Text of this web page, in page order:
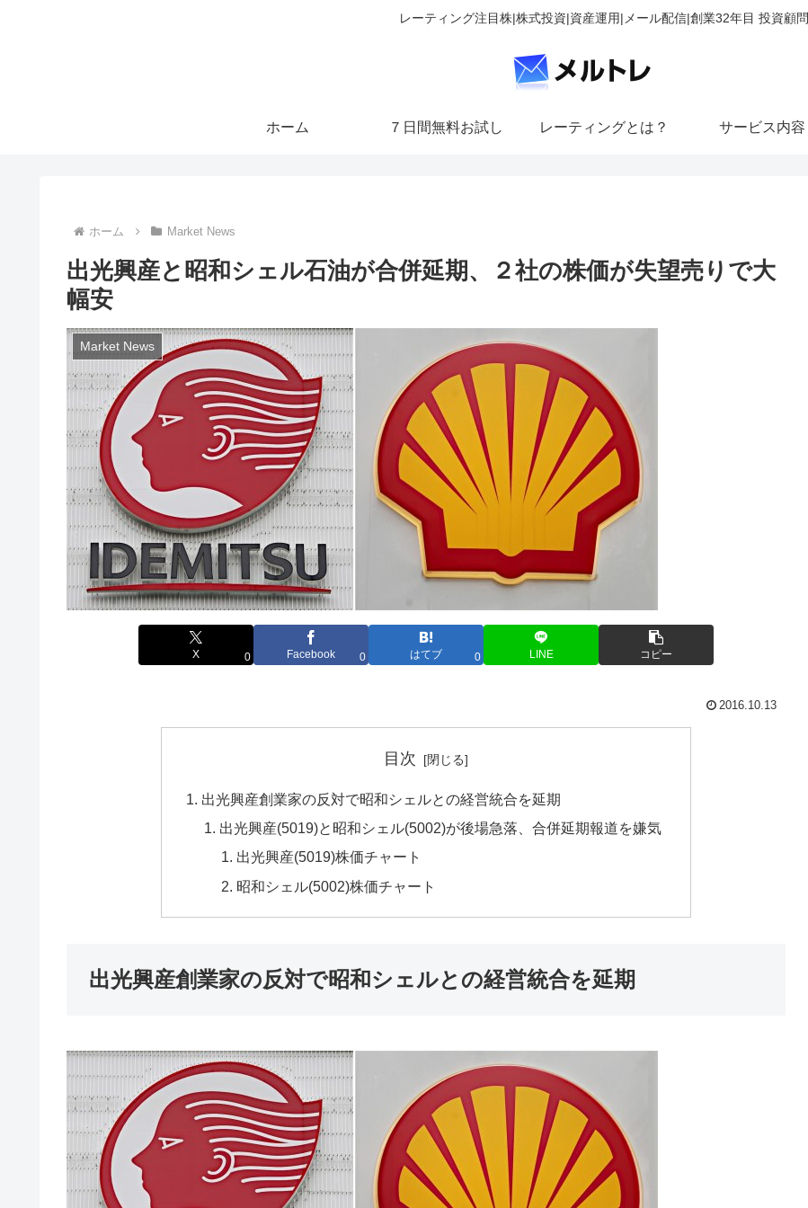
レーティング注目株|株式投資|資産運用|メール配信|創業32年目 投資顧問
ホーム ７日間無料お試し レーティングとは？ サービス内容
ホーム Market News
出光興産と昭和シェル石油が合併延期、２社の株価が失望売りで大
幅安
Market News
X 0 Facebook 0 はてブ 0 LINE コピー
2016.10.13
目次
出光興産創業家の反対で昭和シェルとの経営統合を延期
出光興産(5019)と昭和シェル(5002)が後場急落、合併延期報道を嫌気
出光興産(5019)株価チャート
昭和シェル(5002)株価チャート
出光興産創業家の反対で昭和シェルとの経営統合を延期